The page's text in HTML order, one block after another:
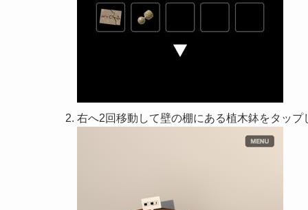
右へ2回移動して壁の棚にある植木鉢をタップ